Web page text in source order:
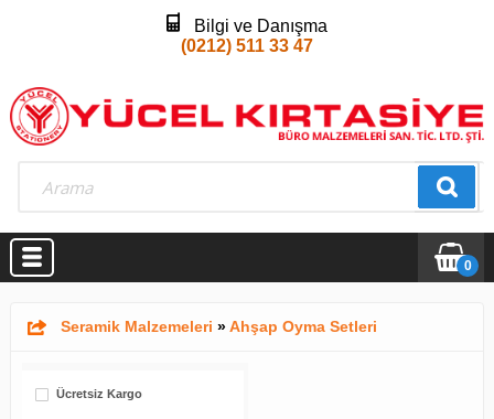
Bilgi ve Danışma
(0212) 511 33 47
0
Seramik Malzemeleri »Ahşap Oyma Setleri
Ücretsiz Kargo